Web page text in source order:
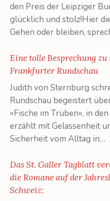
den Preis der Leipziger
glücklich und stolz!Hier
Gehen oder bleiben,
Eine tolle Besprechung
Frankfurter Rundschau
Judith von Sternburg
Rundschau begeistert
»Fische im Trüben«, in
erzählt mit Gelassenheit
Sicherheit vom Alltag in…
Das St. Galler Tagblatt
die Romane auf der
Schweiz: